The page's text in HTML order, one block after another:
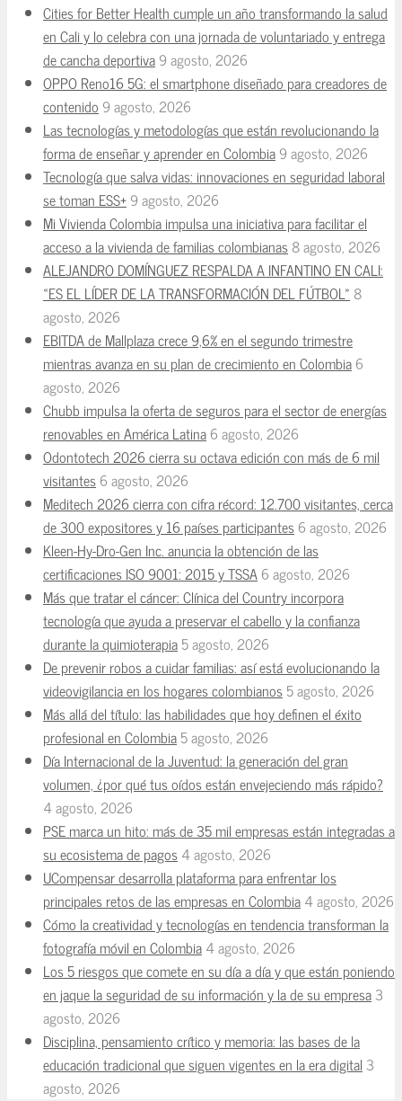
Cities for Better Health cumple un año transformando la salud
en Cali y lo celebra con una jornada de voluntariado y entrega
de cancha deportiva9 agosto, 2026
OPPO Reno16 5G: el smartphone diseñado para creadores de
contenido 9 agosto, 2026
Las tecnologías y metodologías que están revolucionando la
forma de enseñar y aprender en Colombia9 agosto, 2026
Tecnología que salva vidas: innovaciones en seguridad laboral
se toman ESS+9 agosto, 2026
Mi Vivienda Colombia impulsa una iniciativa para facilitar el
acceso a la vivienda de familias colombianas8 agosto, 2026
ALEJANDRO DOMÍNGUEZ RESPALDA A INFANTINO EN CALI:
«ES EL LÍDER DE LA TRANSFORMACIÓN DEL FÚTBOL» 8
agosto, 2026
EBITDA de Mallplaza crece 9,6% en el segundo trimestre
mientras avanza en su plan de crecimiento en Colombia6
agosto, 2026
Chubb impulsa la oferta de seguros para el sector de energías
renovables en América Latina6 agosto, 2026
Odontotech 2026 cierra su octava edición con más de 6 mil
visitantes6 agosto, 2026
Meditech 2026 cierra con cifra récord: 12.700 visitantes, cerca
de 300 expositores y 16 países participantes6 agosto, 2026
Kleen-Hy-Dro-Gen Inc. anuncia la obtención de las
certificaciones ISO 9001: 2015 y TSSA6 agosto, 2026
Más que tratar el cáncer: Clínica del Country incorpora
tecnología que ayuda a preservar el cabello y la confianza
durante la quimioterapia5 agosto, 2026
De prevenir robos a cuidar familias: así está evolucionando la
videovigilancia en los hogares colombianos5 agosto, 2026
Más allá del título: las habilidades que hoy definen el éxito
profesional en Colombia5 agosto, 2026
Día Internacional de la Juventud: la generación del gran
volumen, ¿por qué tus oídos están envejeciendo más rápido?
4 agosto, 2026
PSE marca un hito: más de 35 mil empresas están integradas a
su ecosistema de pagos4 agosto, 2026
UCompensar desarrolla plataforma para enfrentar los
principales retos de las empresas en Colombia4 agosto, 2026
Cómo la creatividad y tecnologías en tendencia transforman la
fotografía móvil en Colombia4 agosto, 2026
Los 5 riesgos que comete en su día a día y que están poniendo
en jaque la seguridad de su información y la de su empresa3
agosto, 2026
Disciplina, pensamiento crítico y memoria: las bases de la
educación tradicional que siguen vigentes en la era digital 3
agosto, 2026